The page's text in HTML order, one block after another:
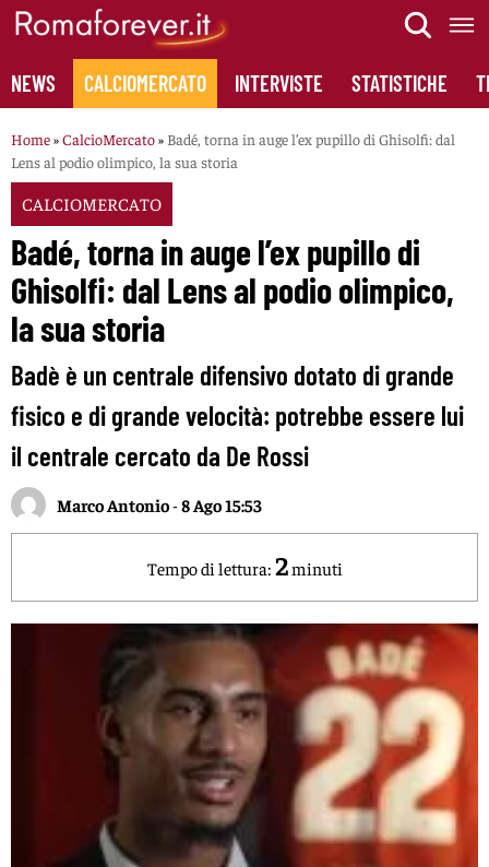
Skip
content
NEWS CALCIOMERCATO INTERVISTE STATISTICHE
Home»CalcioMercato» Badé, torna in auge l’ex pupillo di Ghisolfi: dal
Lens al podio olimpico, la sua storia
CALCIOMERCATO
Badé, torna in auge l’ex pupillo di
Ghisolfi: dal Lens al podio olimpico,
la sua storia
Badè è un centrale difensivo dotato di grande
fisico e di grande velocità: potrebbe essere lui
il centrale cercato da De Rossi
Marco Antonio-8 Ago 15:53
Tempo di lettura: 2minuti